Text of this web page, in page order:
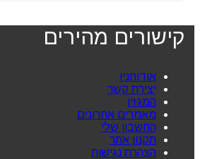
קישורים מהירים
אודותניו
יצירת קשר
המגזין
מאמרים אחרונים
החשבון שלי
תקנון אתר
הצהרת נגישות